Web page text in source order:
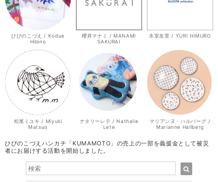
ひびのこづえ / Kodue
Hibino
櫻井マナミ / MANAMI
SAKURAI
氷室友里 / YURI HIMURO
松尾ミユキ / Miyuki
Matsuo
ナタリーレテ / Nathalie
Lete
マリアンヌ・ハルバーグ /
Marianne Hallberg
ひびのこづえハンカチ「KUMAMOTO」の売上の一部を義援金として被災
者にお届けする活動を開始しました。